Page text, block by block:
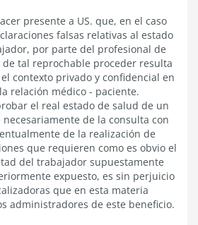
presente a US. que, en el caso
falsas relativas al estado
por parte del profesional de
tal reprochable proceder resulta
contexto privado y confidencial en
relación médico - paciente.
el real estado de salud de un
de la consulta con
de la realización de
que requieren como es obvio el
del trabajador supuestamente
expuesto, es sin perjuicio
que en esta materia
administradores de este beneficio.